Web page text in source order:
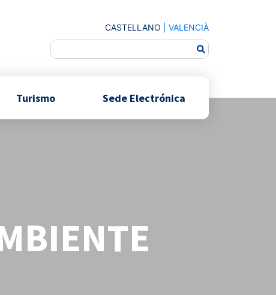
CASTELLANO VALENCIÀ
Turismo Sede Electrónica